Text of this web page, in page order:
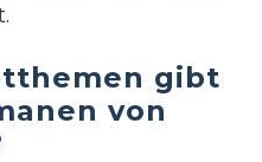
gibt
von